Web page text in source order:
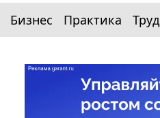
Бизнес Практика Труд